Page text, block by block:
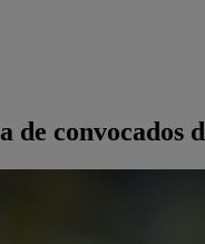
de convocados